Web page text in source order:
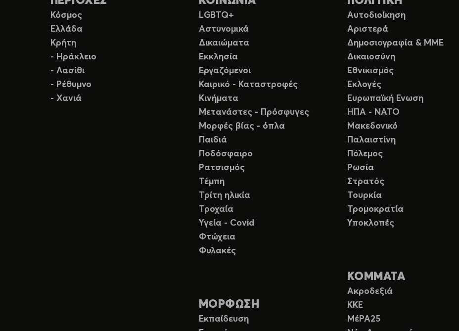
Κόσμος
Ελλάδα
Κρήτη
- Ηράκλειο
- Λασίθι
- Ρέθυμνο
- Χανιά
LGBTQ+
Αστυνομικά
Δικαιώματα
Εκκλησία
Εργαζόμενοι
Καιρικό - Καταστροφές
Κινήματα
Μετανάστες - Πρόσφυγες
Μορφές βίας - όπλα
Παιδιά
Ποδόσφαιρο
Ρατσισμός
Τέμπη
Τρίτη ηλικία
Τροχαία
Υγεία - Covid
Φτώχεια
Φυλακές
ΜΟΡΦΩΣΗ
Εκπαίδευση
Αυτοδιοίκηση
Αριστερά
Δημοσιογραφία & ΜΜΕ
Δικαιοσύνη
Εθνικισμός
Εκλογές
Ευρωπαϊκή Ενωση
ΗΠΑ - ΝΑΤΟ
Μακεδονικό
Παλαιστίνη
Πόλεμος
Ρωσία
Στρατός
Τουρκία
Τρομοκρατία
Υποκλοπές
ΚΟΜΜΑΤΑ
Ακροδεξιά
ΚΚΕ
ΜέΡΑ25